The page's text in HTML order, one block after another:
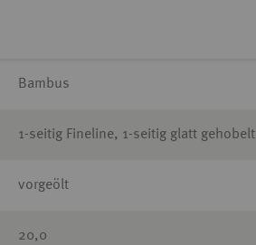
Bambus
1-seitig Fineline, 1-seitig glatt gehobelt
vorgeölt
20,0